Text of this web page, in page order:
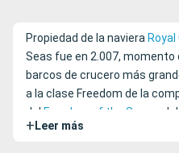
Propiedad de la naviera
Seas fue en 2.007, momento
barcos de crucero más
a la clase Freedom de la
del Freedom of the Seas y del
+ Leer más